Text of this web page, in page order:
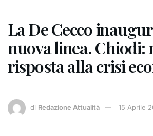
La De Cecco
nuova linea. Chiodi:
risposta alla crisi
di Redazione Attualità 15 Aprile